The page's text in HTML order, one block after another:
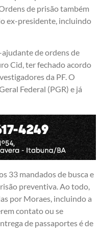
de prisão também
ex-presidente, incluindo
ajudante de ordens de
Cid, ter fechado acordo
da PF. O
Federal (PGR) e já
33 mandados de busca e
preventiva. Ao todo,
por Moraes, incluindo a
contato ou se
de passaportes é de